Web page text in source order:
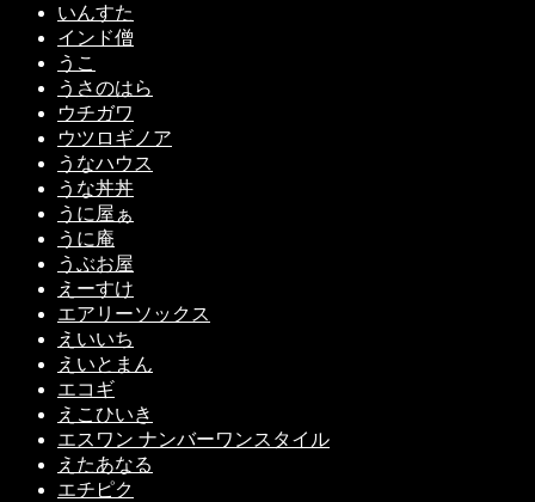
いんすた
インド僧
うこ
うさのはら
ウチガワ
ウツロギノア
うなハウス
うな丼丼
うに屋ぁ
うに庵
うぶお屋
えーすけ
エアリーソックス
えいいち
えいとまん
エコギ
えこひいき
エスワン ナンバーワンスタイル
えたあなる
エチピク